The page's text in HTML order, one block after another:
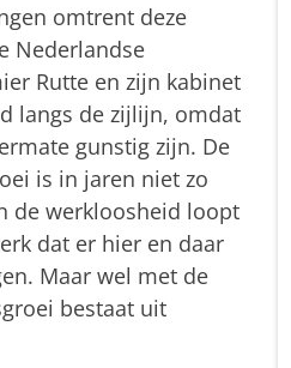
omtrent deze
Nederlandse
Rutte en zijn kabinet
langs de zijlijn, omdat
gunstig zijn. De
is in jaren niet zo
de werkloosheid loopt
dat er hier en daar
Maar wel met de
bestaat uit